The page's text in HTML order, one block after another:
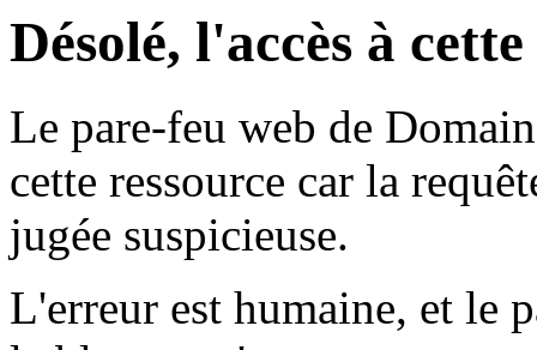
Désolé, l'accès à
Le pare-feu web de
cette ressource car la
jugée suspicieuse.
L'erreur est humaine, et le